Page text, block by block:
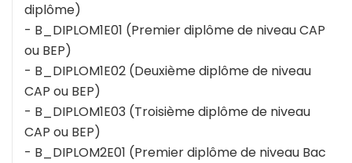
diplôme)
- B_DIPLOM1E01 (Premier diplôme de niveau CAP
ou BEP)
- B_DIPLOM1E02 (Deuxième diplôme de niveau
CAP ou BEP)
- B_DIPLOM1E03 (Troisième diplôme de niveau
CAP ou BEP)
- B_DIPLOM2E01 (Premier diplôme de niveau Bac